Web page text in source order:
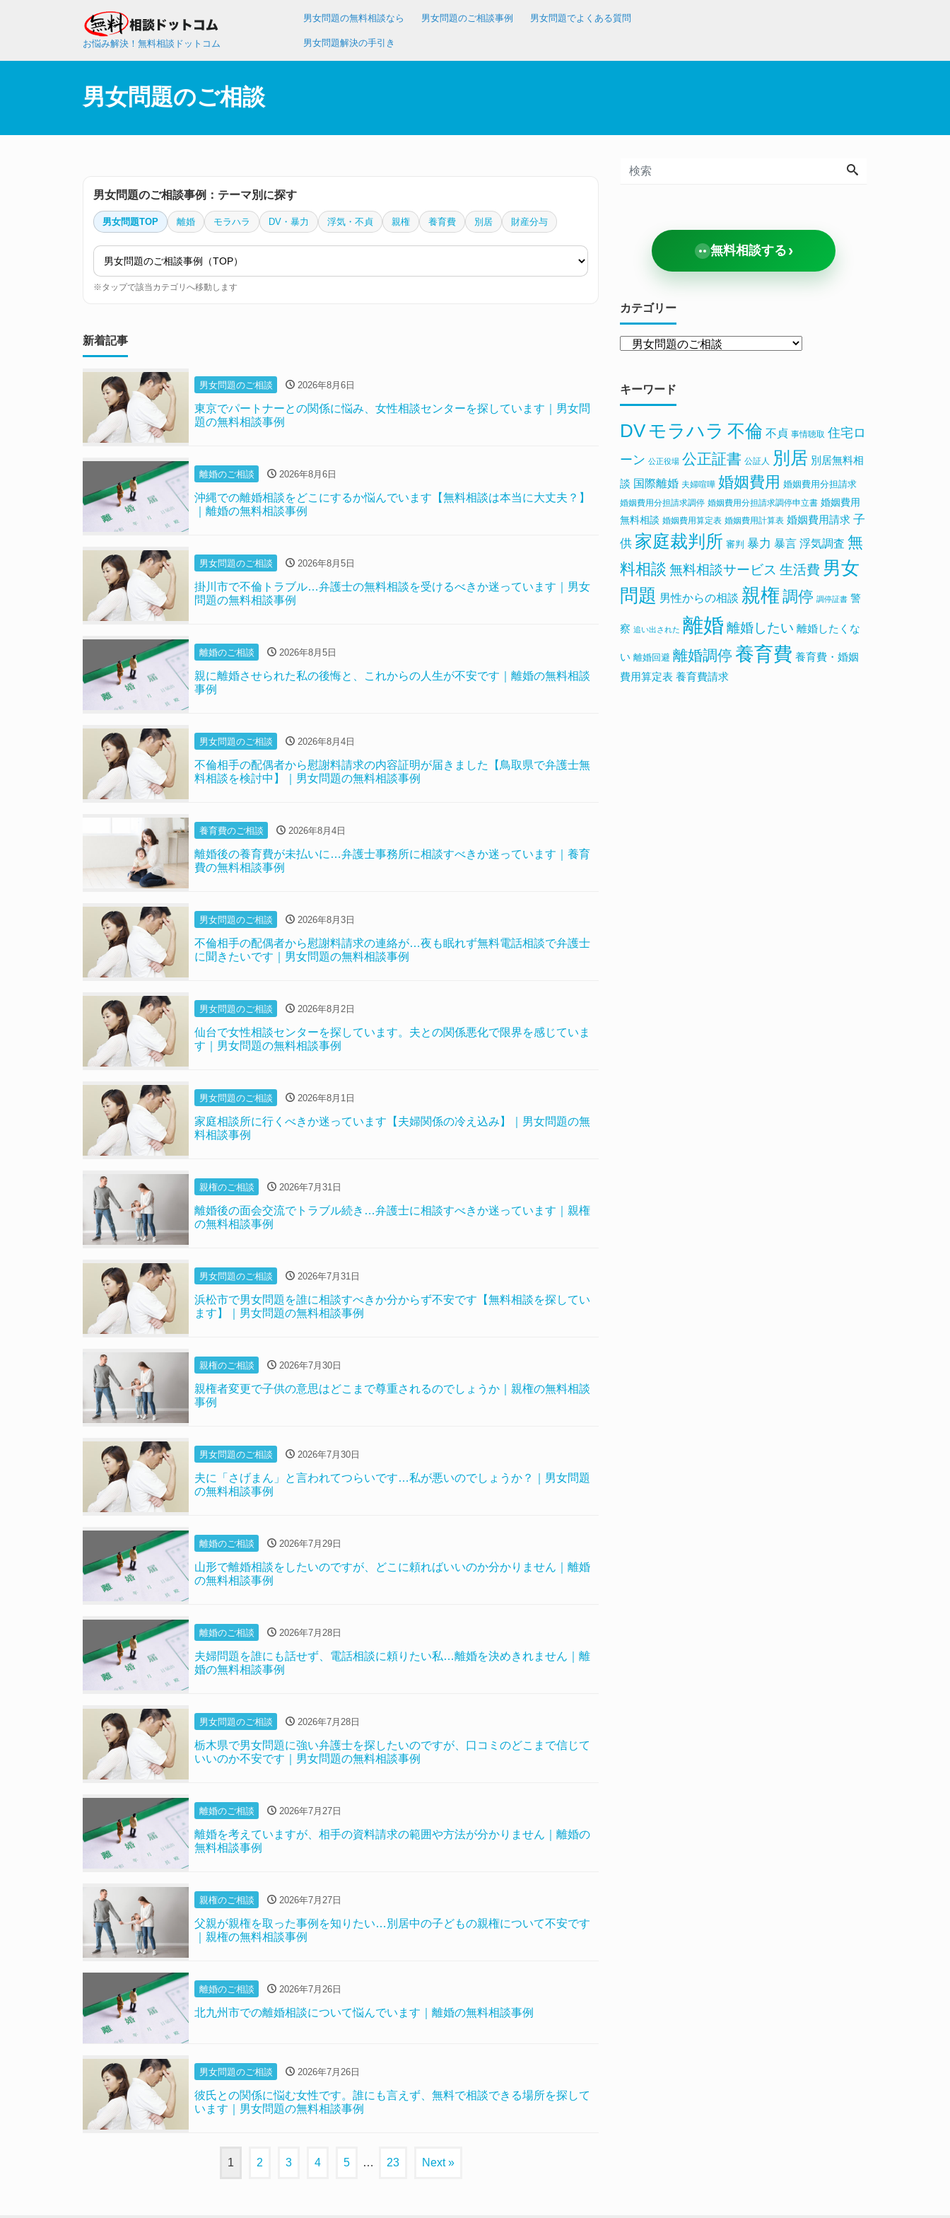
お悩み解決！無料相談ドットコム
男女問題の無料相談なら 男女問題のご相談事例 男女問題でよくある質問
男女問題解決の手引き
男女問題のご相談
男女問題のご相談事例：テーマ別に探す
男女問題TOP 離婚 モラハラ DV・暴力 浮気・不貞 親権 養育費 別居 財産分与
※タップで該当カテゴリへ移動します
新着記事
男女問題のご相談 2026年8月6日
東京でパートナーとの関係に悩み、女性相談センターを探しています｜男女問
題の無料相談事例
離婚のご相談 2026年8月6日
沖縄での離婚相談をどこにするか悩んでいます【無料相談は本当に大丈夫？】
｜離婚の無料相談事例
男女問題のご相談 2026年8月5日
掛川市で不倫トラブル…弁護士の無料相談を受けるべきか迷っています｜男女
問題の無料相談事例
離婚のご相談 2026年8月5日
親に離婚させられた私の後悔と、これからの人生が不安です｜離婚の無料相談
事例
男女問題のご相談 2026年8月4日
不倫相手の配偶者から慰謝料請求の内容証明が届きました【鳥取県で弁護士無
料相談を検討中】｜男女問題の無料相談事例
養育費のご相談 2026年8月4日
離婚後の養育費が未払いに…弁護士事務所に相談すべきか迷っています｜養育
費の無料相談事例
男女問題のご相談 2026年8月3日
不倫相手の配偶者から慰謝料請求の連絡が…夜も眠れず無料電話相談で弁護士
に聞きたいです｜男女問題の無料相談事例
男女問題のご相談 2026年8月2日
仙台で女性相談センターを探しています。夫との関係悪化で限界を感じていま
す｜男女問題の無料相談事例
男女問題のご相談 2026年8月1日
家庭相談所に行くべきか迷っています【夫婦関係の冷え込み】｜男女問題の無
料相談事例
親権のご相談 2026年7月31日
離婚後の面会交流でトラブル続き…弁護士に相談すべきか迷っています｜親権
の無料相談事例
男女問題のご相談 2026年7月31日
浜松市で男女問題を誰に相談すべきか分からず不安です【無料相談を探してい
ます】｜男女問題の無料相談事例
親権のご相談 2026年7月30日
親権者変更で子供の意思はどこまで尊重されるのでしょうか｜親権の無料相談
事例
男女問題のご相談 2026年7月30日
夫に「さげまん」と言われてつらいです…私が悪いのでしょうか？｜男女問題
の無料相談事例
離婚のご相談 2026年7月29日
山形で離婚相談をしたいのですが、どこに頼ればいいのか分かりません｜離婚
の無料相談事例
離婚のご相談 2026年7月28日
夫婦問題を誰にも話せず、電話相談に頼りたい私…離婚を決めきれません｜離
婚の無料相談事例
男女問題のご相談 2026年7月28日
栃木県で男女問題に強い弁護士を探したいのですが、口コミのどこまで信じて
いいのか不安です｜男女問題の無料相談事例
離婚のご相談 2026年7月27日
離婚を考えていますが、相手の資料請求の範囲や方法が分かりません｜離婚の
無料相談事例
親権のご相談 2026年7月27日
父親が親権を取った事例を知りたい…別居中の子どもの親権について不安です
｜親権の無料相談事例
離婚のご相談 2026年7月26日
北九州市での離婚相談について悩んでいます｜離婚の無料相談事例
男女問題のご相談 2026年7月26日
彼氏との関係に悩む女性です。誰にも言えず、無料で相談できる場所を探して
います｜男女問題の無料相談事例
1 2 3 4 5 … 23 Next »
無料相談する ›
カテゴリー
キーワード
DV モラハラ 不倫 不貞 事情聴取 住宅ロ
ーン 公正役場 公正証書 公証人 別居 別居無料相
談 国際離婚 夫婦喧嘩 婚姻費用 婚姻費用分担請求
婚姻費用分担請求調停 婚姻費用分担請求調停申立書 婚姻費用
無料相談 婚姻費用算定表 婚姻費用計算表 婚姻費用請求 子
供 家庭裁判所 審判 暴力 暴言 浮気調査 無
料相談 無料相談サービス 生活費 男女
問題 男性からの相談 親権 調停 調停証書 警
察 追い出された 離婚 離婚したい 離婚したくな
い 離婚回避 離婚調停 養育費 養育費・婚姻
費用算定表 養育費請求